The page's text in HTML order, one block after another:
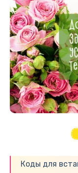
Коды для